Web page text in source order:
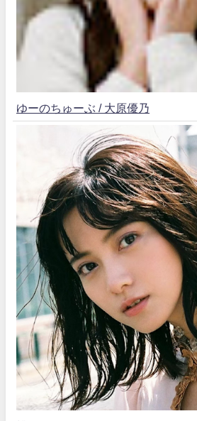
ゆーのちゅーぶ / 大原優乃